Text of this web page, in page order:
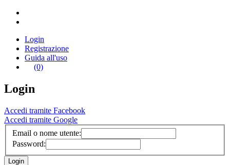
Login
Registrazione
Guida all'uso
(0)
Login
Accedi tramite Facebook
Accedi tramite Google
Email o nome utente:
Password: